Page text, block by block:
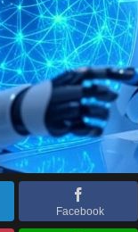
Facebook